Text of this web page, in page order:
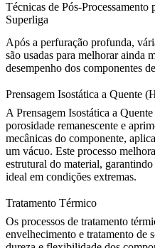
Técnicas de Pós-
Superliga
Após a perfuração profunda,
são usadas para melhorar ainda
desempenho dos componentes
Prensagem Isostática a Quente
A Prensagem Isostática a
porosidade remanescente e
mecânicas do componente,
um vácuo. Este processo
estrutural do material,
ideal em condições extremas.
Tratamento Térmico
Os processos de tratamento
envelhecimento e tratamento de